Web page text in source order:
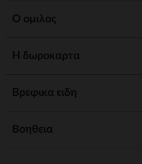
Ο ομιλος
Η δωροκαρτα
Βρεφικα ειδη
Βοηθεια